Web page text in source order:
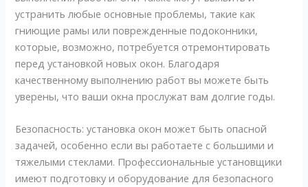
устранить любые основные проблемы, такие как
гниющие рамы или поврежденные подоконники,
которые, возможно, потребуется отремонтировать
перед установкой новых окон. Благодаря
качественному выполнению работ вы можете быть
уверены, что ваши окна прослужат вам долгие годы.
Безопасность: установка окон может быть опасной
задачей, особенно если вы работаете с большими и
тяжелыми стеклами. Профессиональные установщики
имеют подготовку и оборудование для безопасного